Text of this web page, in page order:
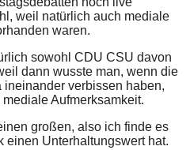
weil natürlich auch mediale
waren.
sowohl CDU CSU davon
dann wusste man, wenn die
verbissen haben,
Aufmerksamkeit.
großen, also ich finde es
einen Unterhaltungswert hat.